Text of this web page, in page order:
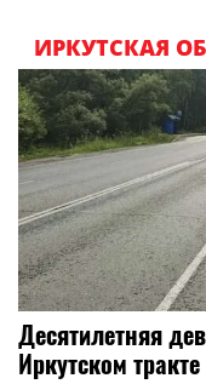
ИРКУТСКАЯ
Десятилетняя
Иркутском тракте